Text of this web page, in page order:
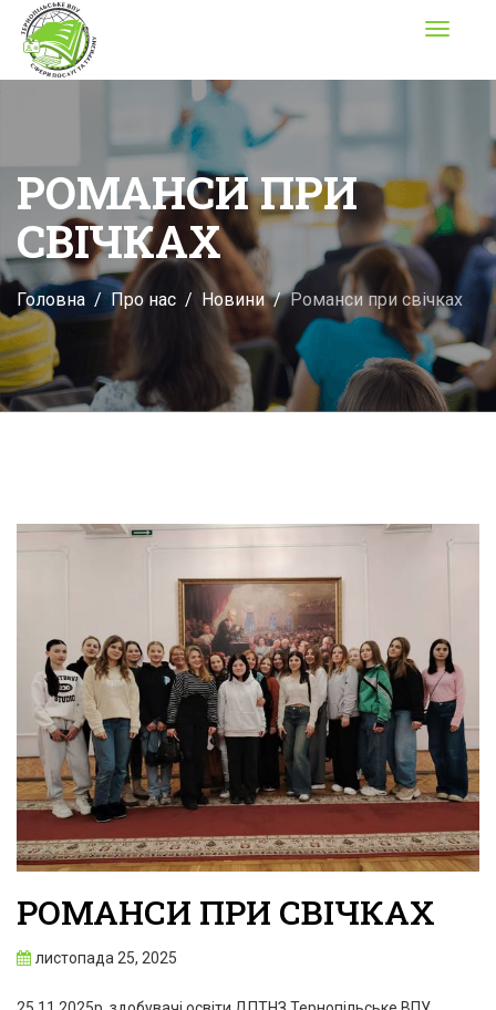
Toggle
РОМАНСИ ПРИ
СВІЧКАХ
Головна Про нас Новини Романси при свічках
РОМАНСИ ПРИ СВІЧКАХ
листопада 25, 2025